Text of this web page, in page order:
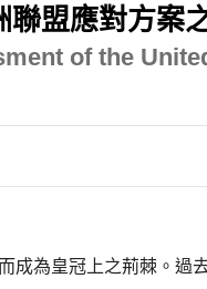
盟應對方案
of the
為皇冠上之荊棘。